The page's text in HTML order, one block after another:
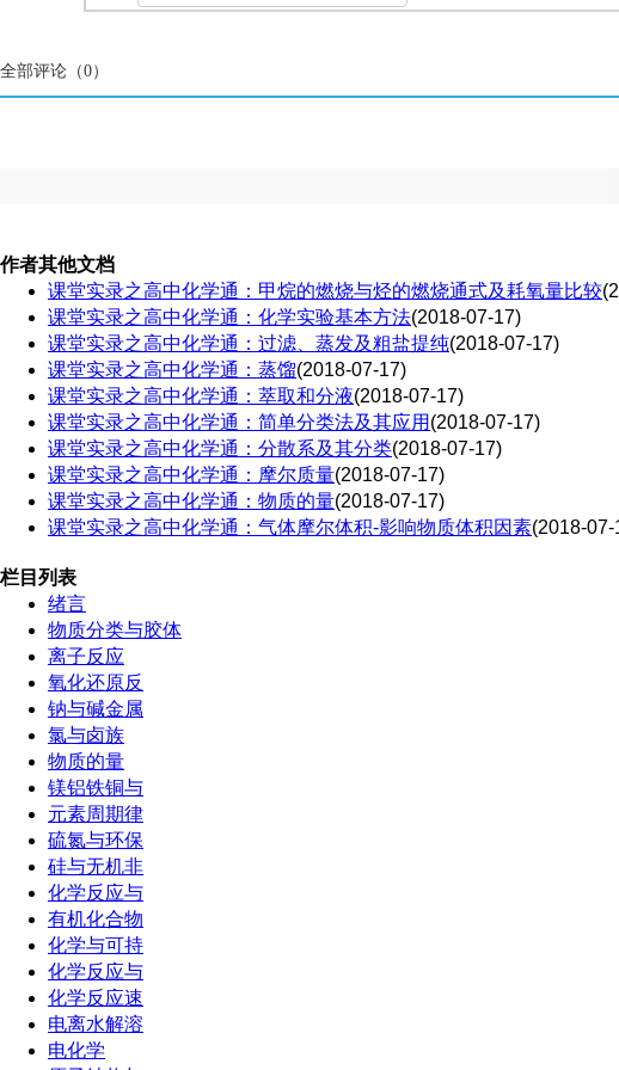
全部评论（0）
作者其他文档
课堂实录之高中化学通：甲烷的燃烧与烃的燃烧通式及耗氧量比较
课堂实录之高中化学通：化学实验基本方法(2018-07-17)
课堂实录之高中化学通：过滤、蒸发及粗盐提纯(2018-07-17)
课堂实录之高中化学通：蒸馏(2018-07-17)
课堂实录之高中化学通：萃取和分液(2018-07-17)
课堂实录之高中化学通：简单分类法及其应用 (2018-07-17)
课堂实录之高中化学通：分散系及其分类(2018-07-17)
课堂实录之高中化学通：摩尔质量(2018-07-17)
课堂实录之高中化学通：物质的量(2018-07-17)
课堂实录之高中化学通：气体摩尔体积-影响物质体积因素(2018-07-
栏目列表
绪言
物质分类与胶体
离子反应
氧化还原反
钠与碱金属
氯与卤族
物质的量
镁铝铁铜与
元素周期律
硫氮与环保
硅与无机非
化学反应与
有机化合物
化学与可持
化学反应与
化学反应速
电离水解溶
电化学